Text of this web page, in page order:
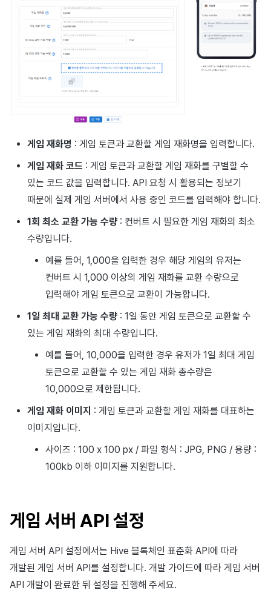
게임 재화명 : 게임 토큰과 교환할 게임 재화명을 입력합니다.
게임 재화 코드 : 게임 토큰과 교환할 게임 재화를 구별할 수
있는 코드 값을 입력합니다. API 요청 시 활용되는 정보기
때문에 실제 게임 서버에서 사용 중인 코드를 입력해야 합니다.
1회 최소 교환 가능 수량: 컨버트 시 필요한 게임 재화의 최소
수량입니다.
예를 들어, 1,000을 입력한 경우 해당 게임의 유저는
컨버트 시 1,000 이상의 게임 재화를 교환 수량으로
입력해야 게임 토큰으로 교환이 가능합니다.
1일 최대 교환 가능 수량: 1일 동안 게임 토큰으로 교환할 수
있는 게임 재화의 최대 수량입니다.
예를 들어, 10,000을 입력한 경우 유저가 1일 최대 게임
토큰으로 교환할 수 있는 게임 재화 총수량은
10,000으로 제한됩니다.
게임 재화 이미지 : 게임 토큰과 교환할 게임 재화를 대표하는
이미지입니다.
사이즈 : 100 x 100 px / 파일 형식 : JPG, PNG / 용량 :
100kb 이하 이미지를 지원합니다.
게임 서버 API 설정
게임 서버 API 설정에서는 Hive 블록체인 표준화 API에 따라
개발된 게임 서버 API를 설정합니다. 개발 가이드에 따라 게임 서버
API 개발이 완료한 뒤 설정을 진행해 주세요.